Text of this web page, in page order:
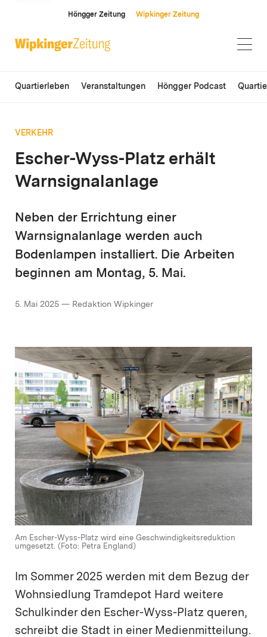
Höngger Zeitung Wipkinger Zeitung
Quartierleben Veranstaltungen Höngger Podcast
VERKEHR
Escher-Wyss-Platz erhält
Warnsignalanlage
Neben der Errichtung einer
Warnsignalanlage werden auch
Bodenlampen installiert. Die Arbeiten
beginnen am Montag, 5. Mai.
5. Mai 2025 — Redaktion Wipkinger
Am Escher-Wyss-Platz wird eine Geschwindigkeitsreduktion
umgesetzt. (Foto: Petra England)
Im Sommer 2025 werden mit dem Bezug der
Wohnsiedlung Tramdepot Hard weitere
Schulkinder den Escher-Wyss-Platz queren,
schreibt die Stadt in einer Medienmitteilung.